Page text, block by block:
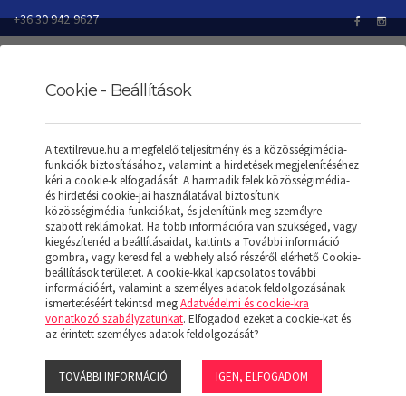
+36 30 942 9627
MOLLY FRONT SUB T
MOLLY FRONT SUB T
Cookie - Beállítások
A textilrevue.hu a megfelelő teljesítmény és a közösségimédia-
funkciók biztosításához, valamint a hirdetések megjelenítéséhez
kéri a cookie-k elfogadását. A harmadik felek közösségimédia-
és hirdetési cookie-jai használatával biztosítunk
közösségimédia-funkciókat, és jelenítünk meg személyre
szabott reklámokat. Ha több információra van szükséged, vagy
kiegészítenéd a beállításaidat, kattints a További információ
gombra, vagy keresd fel a webhely alsó részéről elérhető Cookie-
beállítások területet. A cookie-kkal kapcsolatos további
információért, valamint a személyes adatok feldolgozásának
ismertetéséért tekintsd megAdatvédelmi és cookie-kra
vonatkozó szabályzatunkat. Elfogadod ezeket a cookie-kat és
az érintett személyes adatok feldolgozását?
TOVÁBBI INFORMÁCIÓ IGEN, ELFOGADOM